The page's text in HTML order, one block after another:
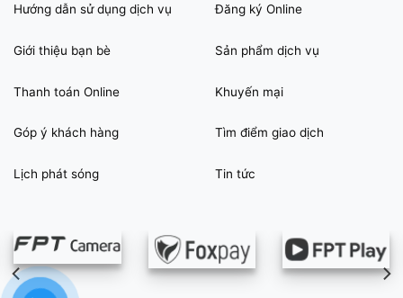
Hướng dẫn sử dụng dịch vụ
Giới thiệu bạn bè
Thanh toán Online
Góp ý khách hàng
Lịch phát sóng
Đăng ký Online
Sản phẩm dịch vụ
Khuyến mại
Tìm điểm giao dịch
Tin tức